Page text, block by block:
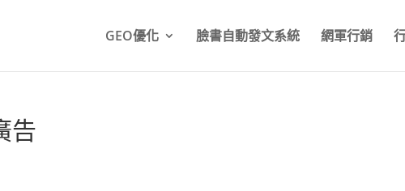
GEO優化 臉書自動發文系統 網軍行銷
告